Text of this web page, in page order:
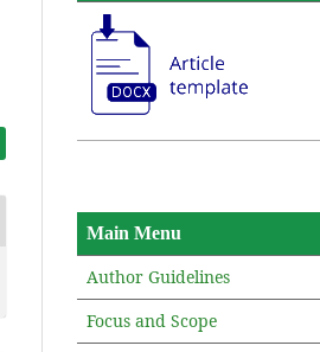
Main Menu
Author Guidelines
Focus and Scope